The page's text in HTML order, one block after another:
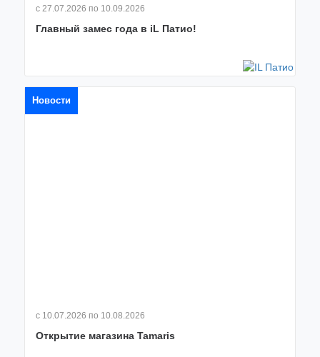
с 27.07.2026 по 10.09.2026
Главный замес года в iL Патио!
Новости
с 10.07.2026 по 10.08.2026
Открытие магазина Tamaris